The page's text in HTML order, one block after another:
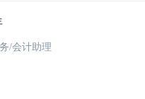
/会计助理